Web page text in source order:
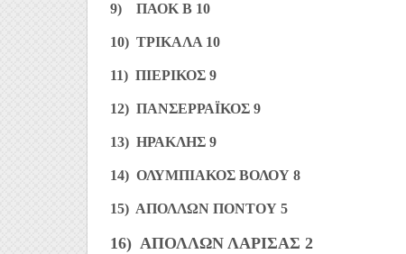
9) ΠΑΟΚ Β 10
10) ΤΡΙΚΑΛΑ 10
11) ΠΙΕΡΙΚΟΣ 9
12) ΠΑΝΣΕΡΡΑΪΚΟΣ 9
13) ΗΡΑΚΛΗΣ 9
14) ΟΛΥΜΠΙΑΚΟΣ ΒΟΛΟΥ 8
15) ΑΠΟΛΛΩΝ ΠΟΝΤΟΥ 5
16) ΑΠΟΛΛΩΝ ΛΑΡΙΣΑΣ 2